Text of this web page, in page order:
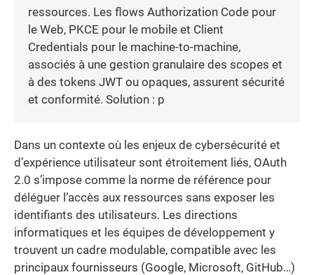
ressources. Les flows Authorization Code pour
le Web, PKCE pour le mobile et Client
Credentials pour le machine-to-machine,
associés à une gestion granulaire des scopes et
à des tokens JWT ou opaques, assurent sécurité
et conformité. Solution : p
Dans un contexte où les enjeux de cybersécurité et
d’expérience utilisateur sont étroitement liés, OAuth
2.0 s’impose comme la norme de référence pour
déléguer l’accès aux ressources sans exposer les
identifiants des utilisateurs. Les directions
informatiques et les équipes de développement y
trouvent un cadre modulable, compatible avec les
principaux fournisseurs (Google, Microsoft, GitHub…)